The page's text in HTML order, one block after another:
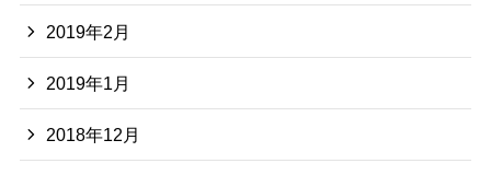
2019年2月
2019年1月
2018年12月